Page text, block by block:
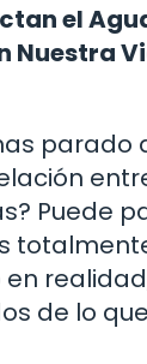
el
Nuestra
parado
Puede
de lo que